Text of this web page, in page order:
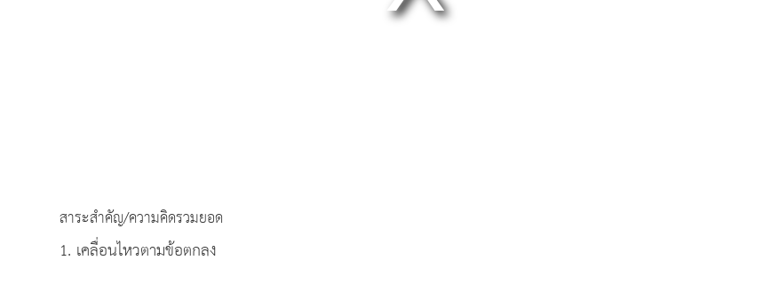
สาระสำคัญ/ความคิดรวมยอด
1. เคลื่อนไหวตามข้อตกลง